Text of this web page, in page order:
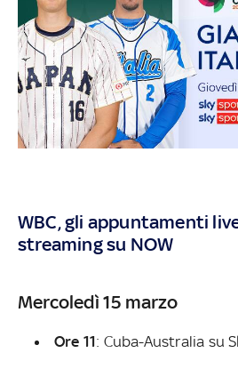
WBC, gli appuntamenti
streaming su NOW
Mercoledì 15 marzo
Ore 11: Cuba-Australia su